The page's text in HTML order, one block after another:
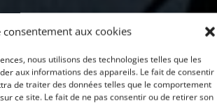
consentement aux cookies
nous utilisons des technologies telles que les
aux informations des appareils. Le fait de consentir
de traiter des données telles que le comportement
ce site. Le fait de ne pas consentir ou de retirer son